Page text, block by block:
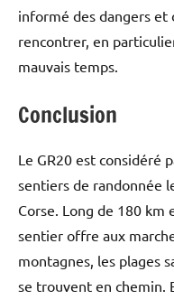
informé des dangers et
rencontrer, en
mauvais temps.
Conclusion
Le GR20 est considéré
sentiers de randonnée
Corse. Long de 180 km
sentier offre aux
montagnes, les plages
se trouvent en chemin.